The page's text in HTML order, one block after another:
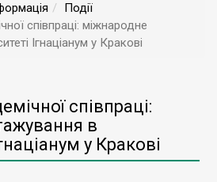
Події
співпраці: міжнародне
Ігнаціанум у Кракові
співпраці:
в
у Кракові